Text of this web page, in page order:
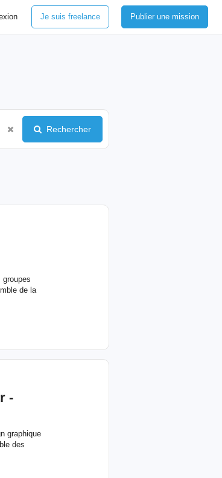
Je suis freelance Publier une mission
Rechercher
de la
-
graphique
des